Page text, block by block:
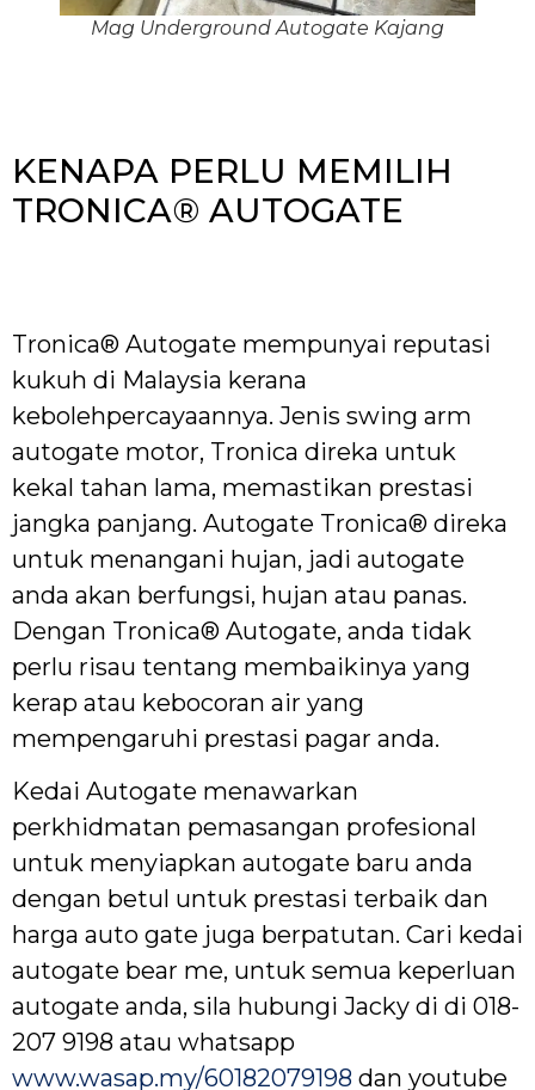
Mag Underground Autogate Kajang
KENAPA PERLU MEMILIH
TRONICA® AUTOGATE
Tronica® Autogate mempunyai reputasi
kukuh di Malaysia kerana
kebolehpercayaannya. Jenis swing arm
autogate motor, Tronica direka untuk
kekal tahan lama, memastikan prestasi
jangka panjang. Autogate Tronica® direka
untuk menangani hujan, jadi autogate
anda akan berfungsi, hujan atau panas.
Dengan Tronica® Autogate, anda tidak
perlu risau tentang membaikinya yang
kerap atau kebocoran air yang
mempengaruhi prestasi pagar anda.
Kedai Autogate menawarkan
perkhidmatan pemasangan profesional
untuk menyiapkan autogate baru anda
dengan betul untuk prestasi terbaik dan
harga auto gate juga berpatutan. Cari kedai
autogate bear me, untuk semua keperluan
autogate anda, sila hubungi Jacky di di 018-
207 9198 atau whatsapp
www.wasap.my/60182079198 dan youtube